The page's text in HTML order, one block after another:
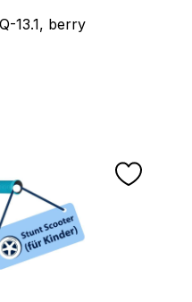
13.1, berry